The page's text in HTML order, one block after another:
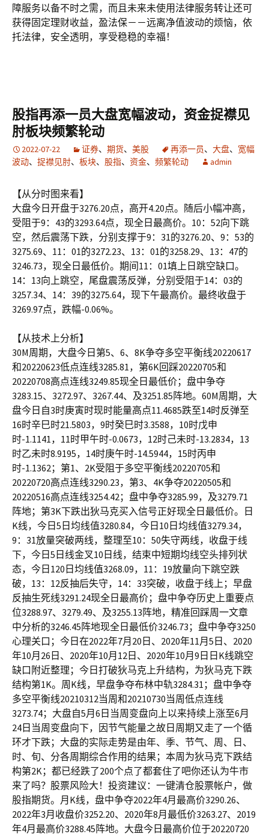
障服务以备不时之需，而且未来未使用法律服务转让还可
获得固定理财收益，盈法保－－远离净值波动的烦恼，依
托法律，安全透明，享受稳稳的幸福！
股指再添一员大盘宽幅波动，资金捉襟见
肘板块频繁轮动
2022-07-22 证券、 期货、 美股 再添一员、 大盘、 宽幅
波动、 捉襟见肘、 板块、 股指、 资金、 频繁轮动 admin
【从分时图来看】
大盘今日开盘于3276.20点，高开4.20点。随后小幅冲高，
受阻于9：43的3293.64点，现全日最高价。10：52向下跳
空，然后震荡下跌，分别支撑于9：31的3276.20、9：53的
3275.69、11：01的3272.23、13：01的3258.29、13：47的
3246.73，现全日最低价。期间11：01填上日跳空缺口。
14：13向上跳空，尾盘震荡反弹，分别受阻于14：03的
3257.34、14：39的3275.64，现下午最高价。最终收盘于
3269.97点，跌幅-0.06%。
【从技术上分析】
30M周期，大盘今日第5、6、8K争夺多空平衡线20220617
和20220623低点连线3285.81，第6K回踩20220705和
20220708高点连线3249.85现全日最低价；盘中争夺
3283.15、3272.97、3267.44、及3251.85阵地。60M周期，大
盘今日自3时庚寅时现时能量高点11.4685跌至14时反弹至
16时辛巳时21.5803，9时癸巳时3.3588，10时戊申
时-1.1141，11时甲午时-0.0673，12时己未时-13.2834，13
时乙未时8.9195，14时庚午时-14.5944，15时丙申
时-1.1362；第1、2K受阻于多空平衡线20220705和
20220720高点连线3290.23，第3、4K争夺20220505和
20220516高点连线3254.42；盘中争夺3285.99，及3279.71
阵地；第3K下跌出狄马克买入信号正好现全日最低价。日
K线，今日5日均线值3280.84，今日10日均线值3279.34，
9：31放量突破两线，整理至10：50失守两线，收盘于线
下，今日5日线金叉10日线，结束中短期均线空头排列状
态，今日120日均线值3268.09，11：19放量向下跳空跌
破，13：12反抽后失守，14：33突破，收盘于线上；早盘
反抽生死线3291.24现全日最高价；盘中争夺历史上重要点
位3288.97、3279.49、及3255.13阵地，精准回踩周一文章
中分析的3246.45阵地现全日最低价3246.73；盘中争夺3250
心理关口；今日在2022年7月20日、2020年11月5日、2020
年10月26日、2020年10月12日、2020年10月9日日K线跳空
缺口附近整理；今日打破狄马克上升结构，为狄马克下跌
结构第1K。周K线，早盘争夺布林中轨3284.31；盘中争夺
多空平衡线20210312当周和20210730当周低点连线
3273.74；大盘自5月6日当周变盘向上以来持续上涨至6月
24日当周变盘向下，因节气能量之故日周期又走了一个循
环才下跌；大盘的实际走势是由年、季、节气、周、日、
时、旬、分各周期综合作用的结果；本周为狄马克下跌结
构第2K；都已经跌了200个点了都套住了吧你还认为牛市
来了吗？股票风险大！投资建议：一键清仓股票帐户，做
股指期货。月K线，盘中争夺2022年4月最高价3290.26、
2022年3月收盘价3252.20、2020年8月最低价3263.27、2019
年4月最高价3288.45阵地。大盘今日最高价位于20220720